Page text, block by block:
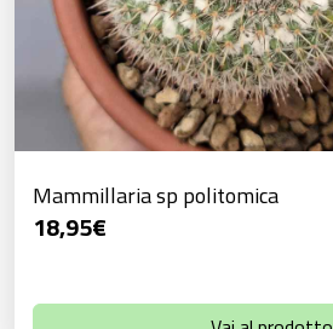
Mammillaria sp politomica
18,95€